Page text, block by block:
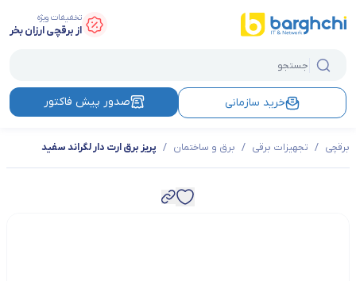
تخفیفات ویژه
از برقچی ارزان بخر
خرید سازمانی صدور پیش فاکتور
برقچی / تجهیزات برقی / برق و ساختمان / پریز برق ارت دار لگراند سفید